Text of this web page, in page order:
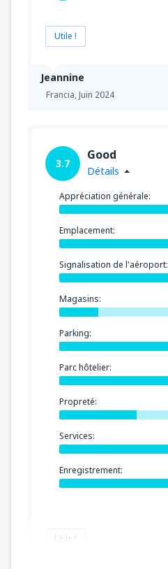
Jeannine
Francia,Juin 2024
Utile !
3.7
Good
Détails
Appréciation générale:
Emplacement:
Signalisation de l'aéroport:
Magasins:
Parking:
Parc hôtelier:
Propreté:
Services:
Enregistrement:
Utile !